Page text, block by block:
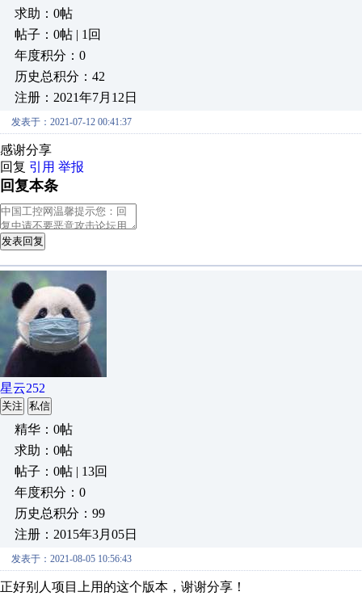
求助：0帖
帖子：0帖 | 1回
年度积分：0
历史总积分：42
注册：2021年7月12日
发表于：2021-07-12 00:41:37
感谢分享
回复 引用 举报
回复本条
发表回复
星云252
关注 私信
精华：0帖
求助：0帖
帖子：0帖 | 13回
年度积分：0
历史总积分：99
注册：2015年3月05日
发表于：2021-08-05 10:56:43
正好别人项目上用的这个版本，谢谢分享！